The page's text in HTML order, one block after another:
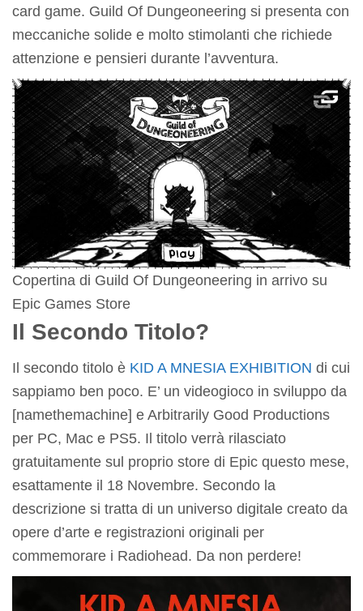
card game. Guild Of Dungeoneering si presenta con
meccaniche solide e molto stimolanti che richiede
attenzione e pensieri durante l’avventura.
Copertina di Guild Of Dungeoneering in arrivo su
Epic Games Store
Il Secondo Titolo?
Il secondo titolo è KID A MNESIA EXHIBITION di cui
sappiamo ben poco. E’ un videogioco in sviluppo da
[namethemachine] e Arbitrarily Good Productions
per PC, Mac e PS5. Il titolo verrà rilasciato
gratuitamente sul proprio store di Epic questo mese,
esattamente il 18 Novembre. Secondo la
descrizione si tratta di un universo digitale creato da
opere d’arte e registrazioni originali per
commemorare i Radiohead. Da non perdere!